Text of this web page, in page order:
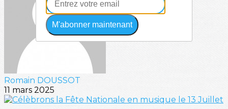
Romain DOUSSOT
11 mars 2025
M'abonner maintenant